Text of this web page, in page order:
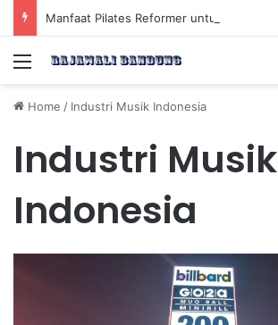
Menu
Home / Industri Musik Indonesia
Industri Musik
Indonesia